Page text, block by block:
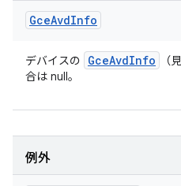
GceAvdInfo
デバイスの GceAvdInfo
（
合は null。
例外